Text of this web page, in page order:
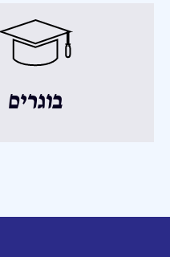
בוגרים